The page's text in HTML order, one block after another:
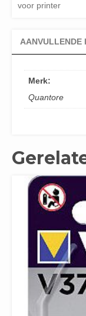
voor printer
AANVULLENDE
Merk:
Quantore